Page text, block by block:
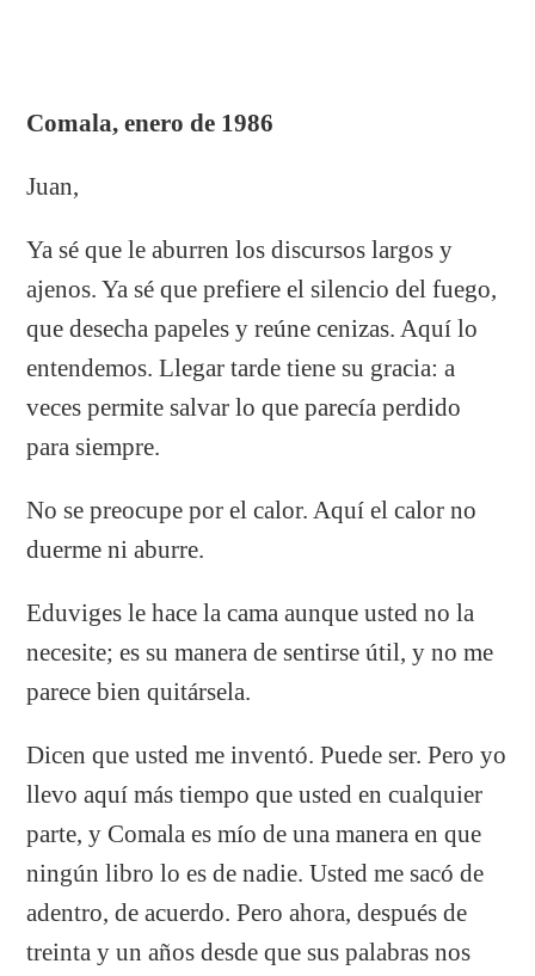
Comala, enero de 1986
Juan,
Ya sé que le aburren los discursos largos y
ajenos. Ya sé que prefiere el silencio del fuego,
que desecha papeles y reúne cenizas. Aquí lo
entendemos. Llegar tarde tiene su gracia: a
veces permite salvar lo que parecía perdido
para siempre.
No se preocupe por el calor. Aquí el calor no
duerme ni aburre.
Eduviges le hace la cama aunque usted no la
necesite; es su manera de sentirse útil, y no me
parece bien quitársela.
Dicen que usted me inventó. Puede ser. Pero yo
llevo aquí más tiempo que usted en cualquier
parte, y Comala es mío de una manera en que
ningún libro lo es de nadie. Usted me sacó de
adentro, de acuerdo. Pero ahora, después de
treinta y un años desde que sus palabras nos